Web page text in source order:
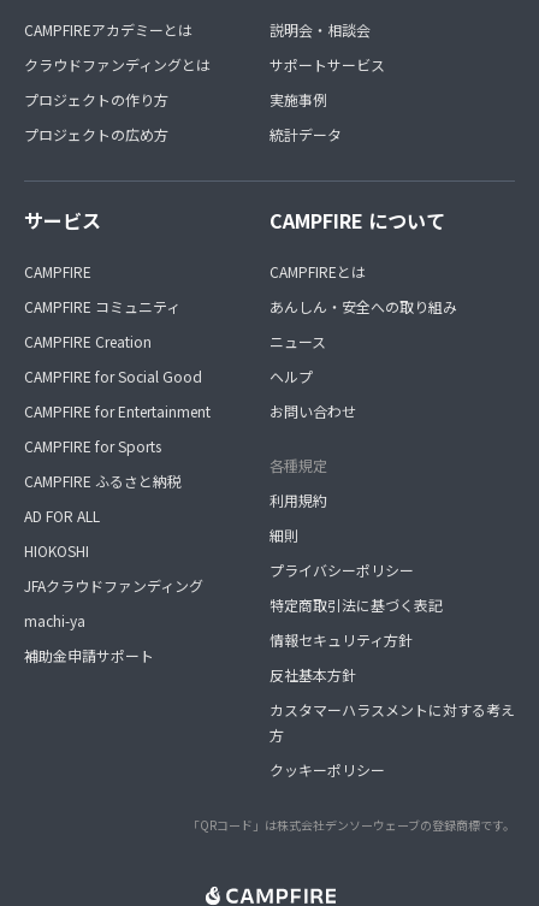
CAMPFIREアカデミーとは
クラウドファンディングとは
プロジェクトの作り方
プロジェクトの広め方
説明会・相談会
サポートサービス
実施事例
統計データ
サービス
CAMPFIRE
CAMPFIRE コミュニティ
CAMPFIRE Creation
CAMPFIRE for Social Good
CAMPFIRE for Entertainment
CAMPFIRE for Sports
CAMPFIRE ふるさと納税
AD FOR ALL
HIOKOSHI
JFAクラウドファンディング
machi-ya
補助金申請サポート
CAMPFIRE について
CAMPFIREとは
あんしん・安全への取り組み
ニュース
ヘルプ
お問い合わせ
各種規定
利用規約
細則
プライバシーポリシー
特定商取引法に基づく表記
情報セキュリティ方針
反社基本方針
カスタマーハラスメントに対する考え
方
クッキーポリシー
「QRコード」は株式会社デンソーウェーブの登録商標です。